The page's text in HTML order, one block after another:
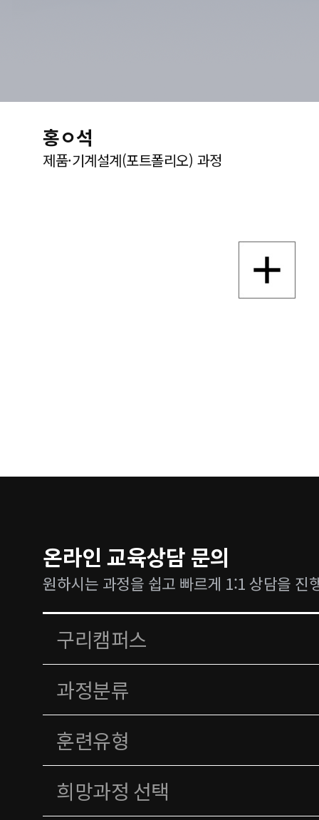
홍ㅇ석
제품·기계설계(포트폴리오) 과정
온라인 교육상담 문의
원하시는 과정을 쉽고 빠르게 1:1 상담을 진